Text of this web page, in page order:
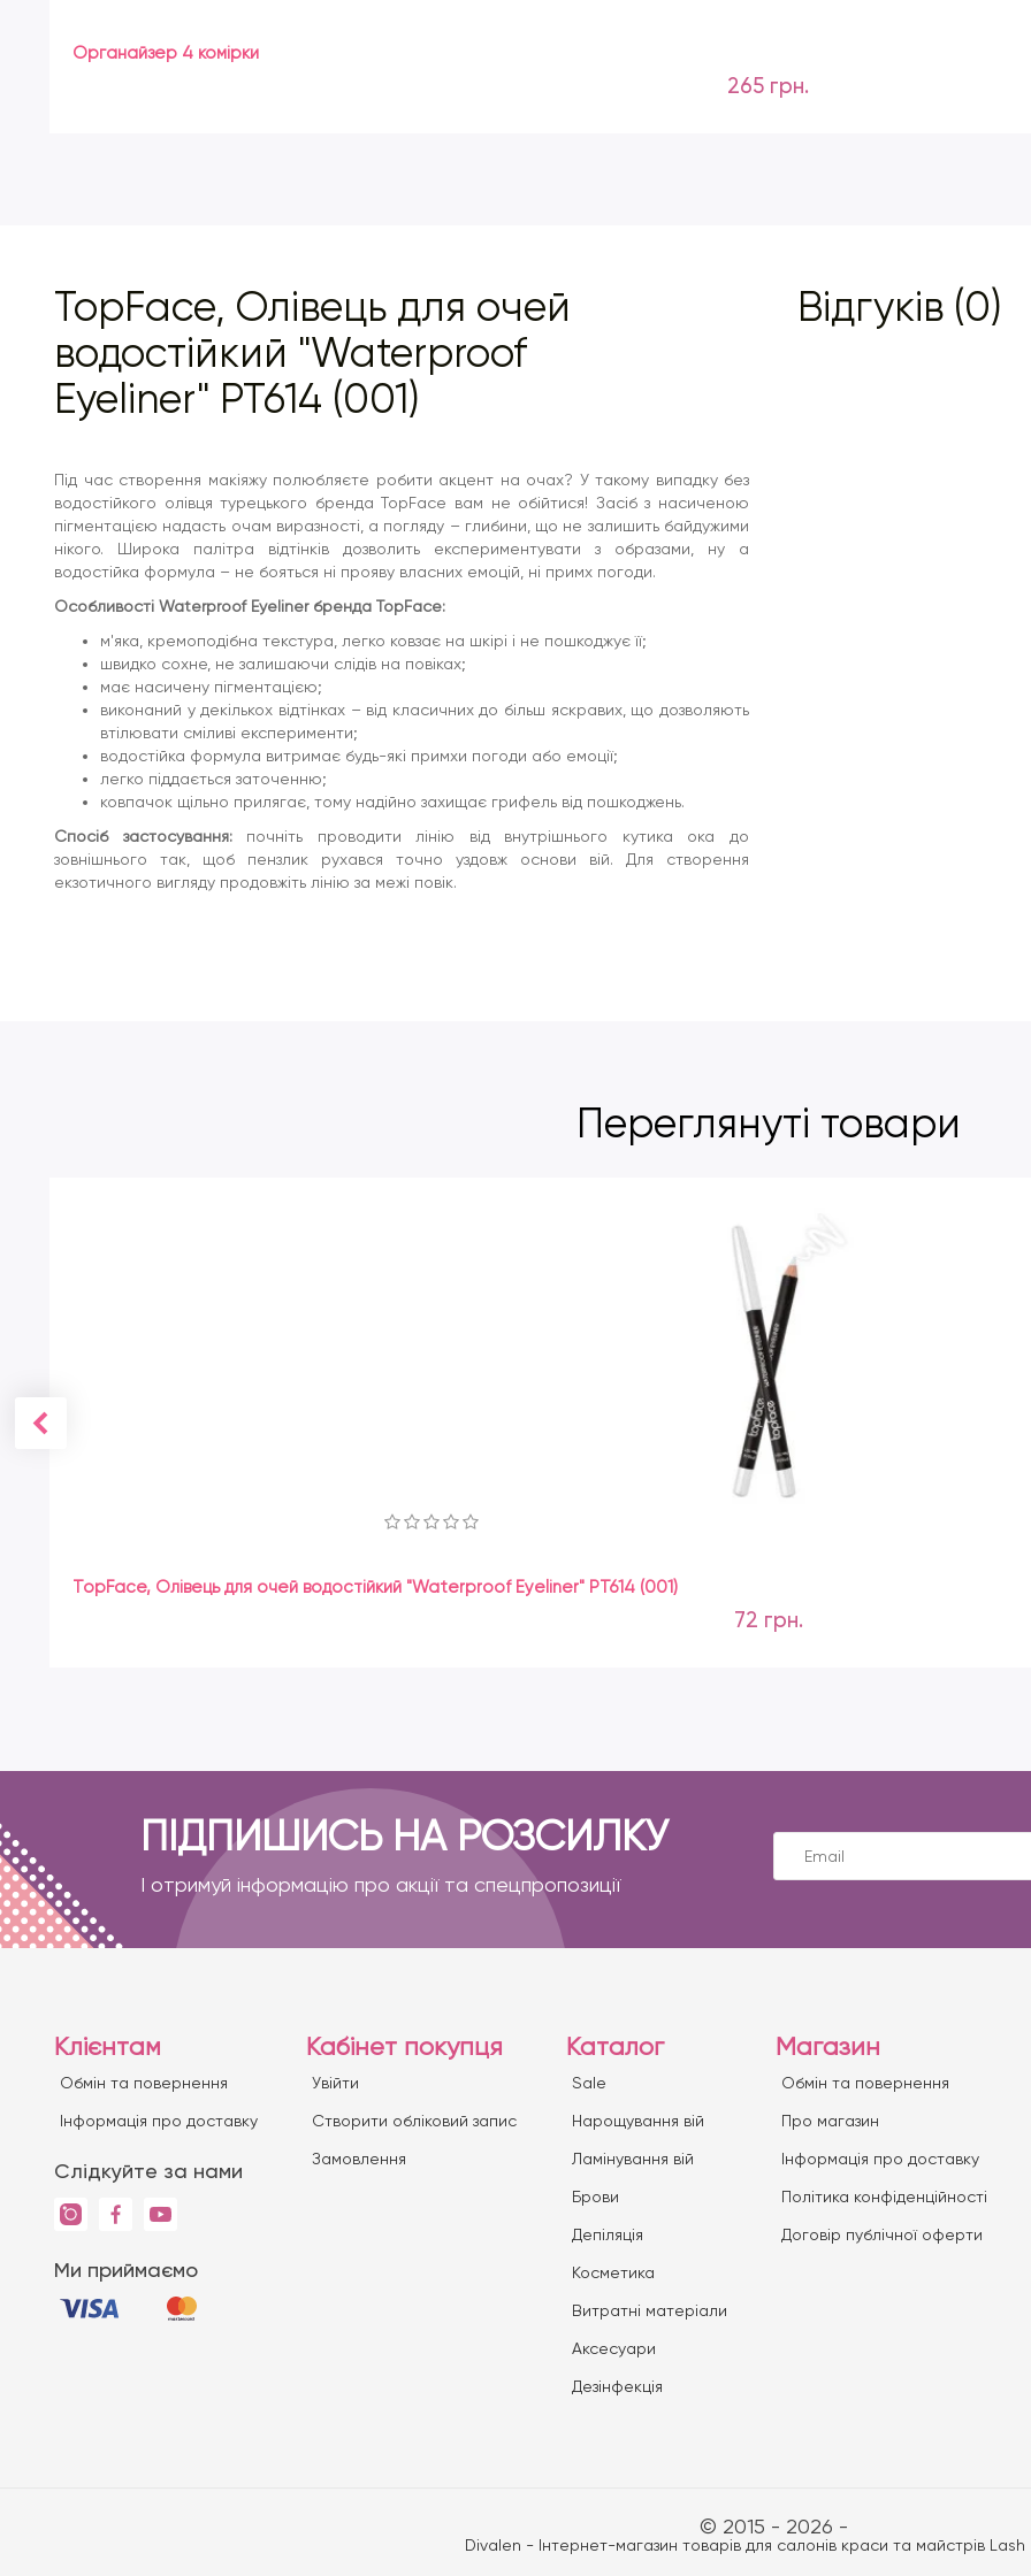
Органайзер 4 комірки
265 грн.
TopFace, Олівець для очей
водостійкий "Waterproof
Eyeliner" PT614 (001)
Під час створення макіяжу полюбляєте робити акцент на очах? У такому випадку без
водостійкого олівця турецького бренда TopFace вам не обійтися! Засіб з насиченою
пігментацією надасть очам виразності, а погляду – глибини, що не залишить байдужими
нікого. Широка палітра відтінків дозволить експериментувати з образами, ну а
водостійка формула – не бояться ні прояву власних емоцій, ні примх погоди.
Особливості Waterproof Eyeliner бренда TopFace:
м'яка, кремоподібна текстура, легко ковзає на шкірі і не пошкоджує її;
швидко сохне, не залишаючи слідів на повіках;
має насичену пігментацією;
виконаний у декількох відтінках – від класичних до більш яскравих, що дозволяють
втілювати сміливі експерименти;
водостійка формула витримає будь-які примхи погоди або емоції;
легко піддається заточенню;
ковпачок щільно прилягає, тому надійно захищає грифель від пошкоджень.
Спосіб застосування:почніть проводити лінію від внутрішнього кутика ока до
зовнішнього так, щоб пензлик рухався точно уздовж основи вій. Для створення
екзотичного вигляду продовжіть лінію за межі повік.
Відгуків (0)
Переглянуті товари
TopFace, Олівець для очей водостійкий "Waterproof Eyeliner" PT614 (001)
72 грн.
ПІДПИШИСЬ НА РОЗСИЛКУ
І отримуй інформацію про акції та спецпропозиції
Клієнтам
Обмін та повернення
Iнформація про доставку
Слідкуйте за нами
Ми приймаємо
Кабінет покупця
Увійти
Створити обліковий запис
Замовлення
Каталог
Sale
Нарощування вій
Ламінування вій
Брови
Депіляція
Косметика
Витратні матеріали
Аксесуари
Дезінфекція
Магазин
Обмін та повернення
Про магазин
Iнформація про доставку
Політика конфіденційності
Договір публічної оферти
© 2015 - 2026 -
Divalen - Інтернет-магазин товарів для салонів краси та майстрів Lash